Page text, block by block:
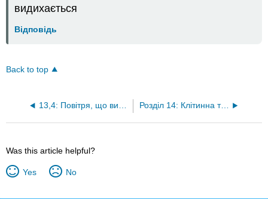
видихається
Відповідь
Back to top
13,4: Повітря, що видихається Розділ 14: Клітинна токсикологія
Was this article helpful?
Yes No